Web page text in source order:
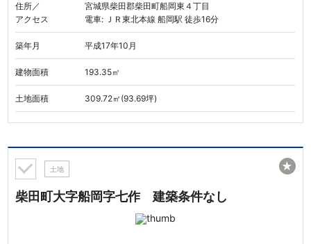
住所／
アクセス
宮城県柴田郡柴田町船岡東４丁目
電車: ＪＲ東北本線 船岡駅 徒歩16分
築年月 平成17年10月
建物面積 193.35㎡
土地面積 309.72㎡(93.69坪)
土地
柴田町大字船岡字七作 建築条件なし
★